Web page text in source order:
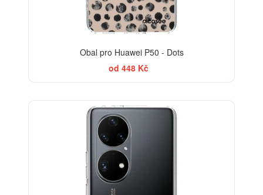
Obal pro Huawei P50 - Dots
od 448 Kč